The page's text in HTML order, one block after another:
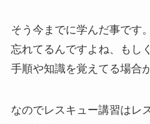
そう今までに学んだ事です
忘れてるんですよね、もし
手順や知識を覚えてる場合
なのでレスキュー講習はレ